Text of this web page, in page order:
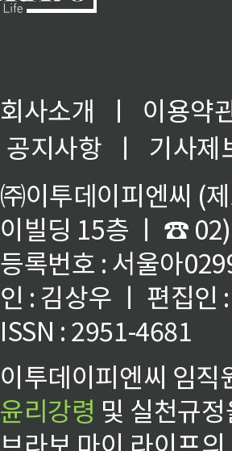
회사소개 ㅣ
이용약
공지사항
ㅣ
기사제
㈜이투데이피엔씨 (
이빌딩 15층 ㅣ ☎
등록번호 : 서울아
인 : 김상우 ㅣ 편집인
ISSN : 2951-4681
이투데이피엔씨 임
윤리강령 및 실천규